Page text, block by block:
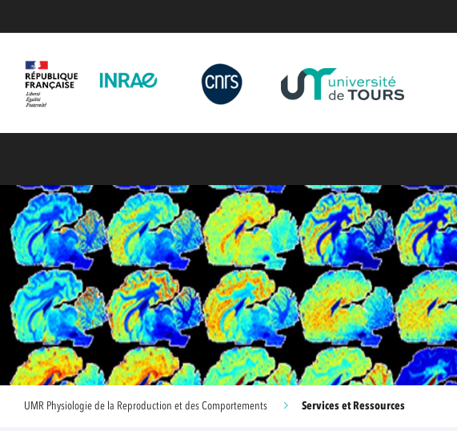
UMR Physiologie de la Reproduction et des Comportements Services et Ressources